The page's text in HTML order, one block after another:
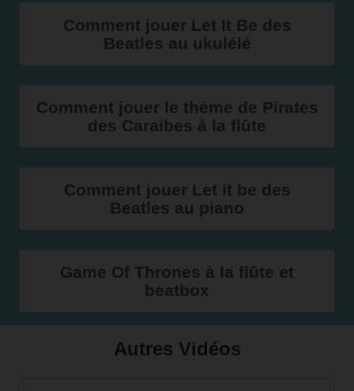
Comment jouer Let It Be des
Beatles au ukulélé
Comment jouer le thème de Pirates
des Caraibes à la flûte
Comment jouer Let it be des
Beatles au piano
Game Of Thrones à la flûte et
beatbox
Autres Vidéos